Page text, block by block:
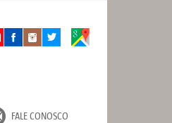
FALE CONOSCO